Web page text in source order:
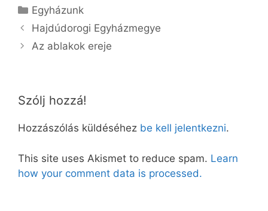
Kategória
Egyházunk
Hajdúdorogi Egyházmegye
Az ablakok ereje
Szólj hozzá!
Hozzászólás küldéséhez be kell jelentkezni.
This site uses Akismet to reduce spam. Learn
how your comment data is processed.